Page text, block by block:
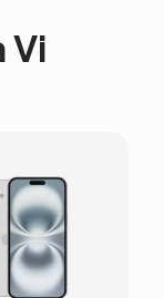
Vi